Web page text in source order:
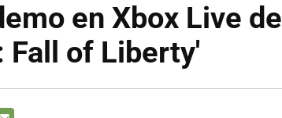
en Xbox Live de
Fall of Liberty'